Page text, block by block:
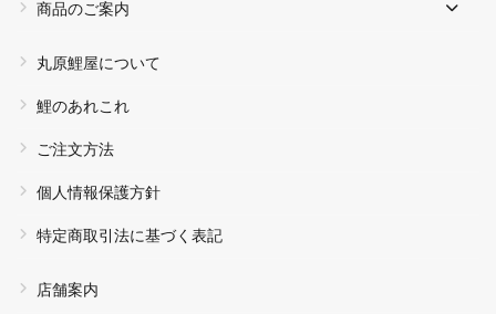
商品のご案内
丸原鯉屋について
鯉のあれこれ
ご注文方法
個人情報保護方針
特定商取引法に基づく表記
店舗案内